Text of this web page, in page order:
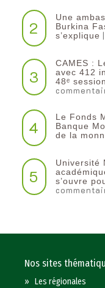
2
Une
Burkina
s’explique
3
CAMES :
avec 412
48ᵉ
4
Le Fonds
Banque
de la
5
Université
s’ouvre
Nos sites
»Les régionales